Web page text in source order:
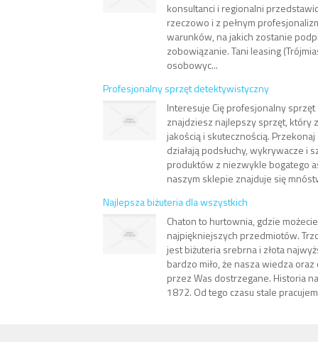
konsultanci i regionalni
rzeczowo i z pełnym
warunków, na jakich zostanie
zobowiązanie. Tani leasing
osobowyc...
Profesjonalny sprzęt detektywistyczny
Interesuje Cię profesjonalny
znajdziesz najlepszy sprzęt, który
jakością i skutecznością.
działają podsłuchy, wykrywacze i
produktów z niezwykle bogatego
naszym sklepie znajduje się
Najlepsza biżuteria dla wszystkich
Chaton to hurtownia, gdzie
najpiękniejszych przedmiotów.
jest biżuteria srebrna i złota
bardzo miło, że nasza wiedza
przez Was dostrzegane. Historia
1872. Od tego czasu stale